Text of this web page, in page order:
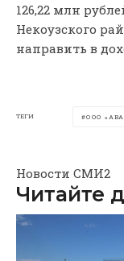
126,22 млн
Некоузского
направить в
ТЕГИ ООО
Новости СМИ2
Читайте